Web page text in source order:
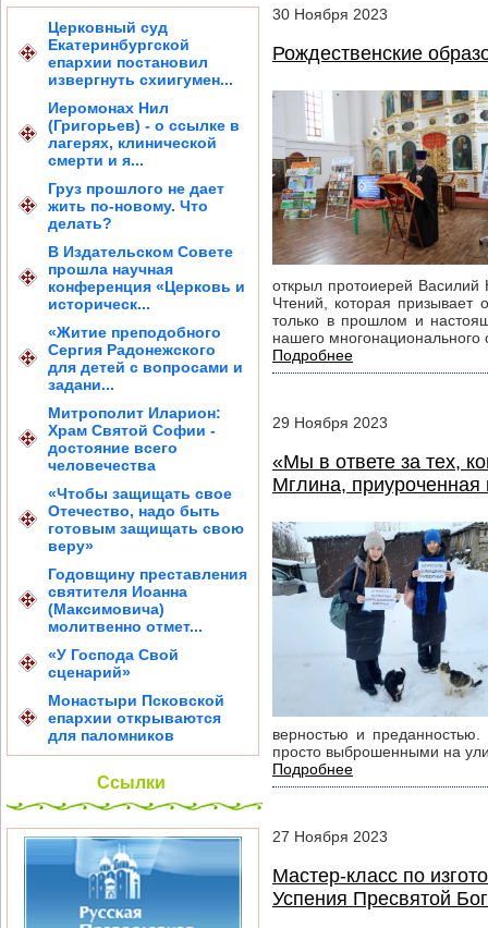
Церковный суд
Екатеринбургской
епархии постановил
извергнуть схиигумен...
Иеромонах Нил
(Григорьев) - о ссылке в
лагерях, клинической
смерти и я...
Груз прошлого не дает
жить по-новому. Что
делать?
В Издательском Совете
прошла научная
конференция «Церковь и
историческ...
«Житие преподобного
Сергия Радонежского
для детей с вопросами и
задани...
Митрополит Иларион:
Храм Святой Софии -
достояние всего
человечества
«Чтобы защищать свое
Отечество, надо быть
готовым защищать свою
веру»
Годовщину преставления
святителя Иоанна
(Максимовича)
молитвенно отмет...
«У Господа Свой
сценарий»
Монастыри Псковской
епархии открываются
для паломников
Ссылки
30 Ноября 2023
Рождественские
открыл протоиерей Василий
Чтений, которая призывает
только в прошлом и
нашего многонационального
Подробнее
29 Ноября 2023
«Мы в ответе за тех,
Мглина,
верностью и
просто выброшенными на
Подробнее
27 Ноября 2023
Мастер-класс по
Успения Пресвятой